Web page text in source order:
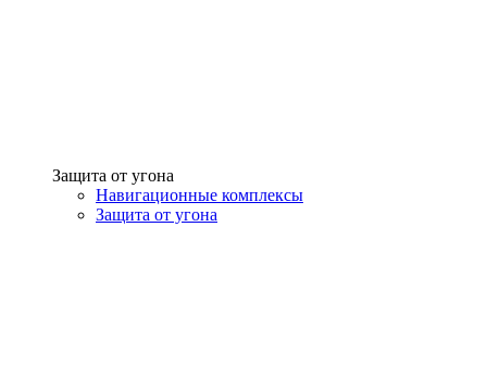
Защита от угона
Навигационные комплексы
Защита от угона